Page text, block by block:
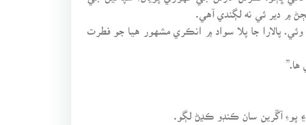
۾ دير ئي نه لڳندي آهي.
پالارا جا پلا سواد ۾ انڪري مشهور هيا جو فطرت
ها.”
پوءِ آڱرين سان ڪنڊو ڪڍڻ لڳو.